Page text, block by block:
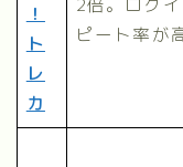
！
ト
レ
カ
ピート率が